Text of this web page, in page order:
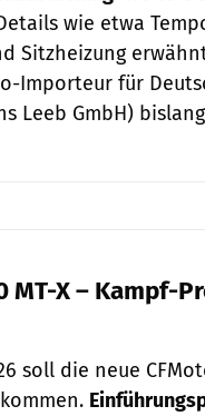
wie etwa
Sitzheizung
Importeur für
Leeb GmbH)
MT-X – Kampf-
soll die neue